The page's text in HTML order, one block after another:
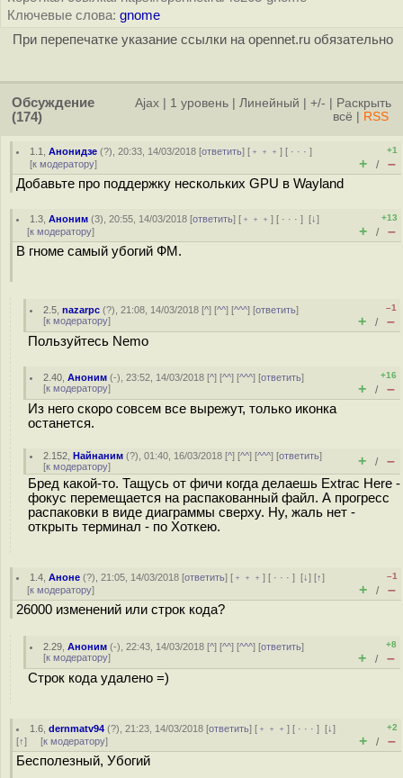
Ключевые слова: gnome
При перепечатке указание ссылки на opennet.ru обязательно
Обсуждение
(174)
Ajax 1 уровень Линейный +/-
Раскрыть
всё
RSS
1.1 ,Анонидзе (?), 20:33, 14/03/2018 [ответить] [ ﹢﹢﹢] [ · · ·]
[к модератору]
+1
+ / –
Добавьте про поддержку нескольких GPU в Wayland
1.3 ,Аноним (3), 20:55, 14/03/2018 [ответить] [ ﹢﹢﹢] [ · · ·][↓]
[к модератору]
+13
+ / –
В гноме самый убогий ФМ.
2.5 ,nazarpc (?), 21:08, 14/03/2018 [^] [^^] [^^^] [ответить]
[к модератору]
–1
+ / –
Пользуйтесь Nemo
2.40 ,Аноним (-), 23:52, 14/03/2018 [^] [^^] [^^^] [ответить]
[к модератору]
+16
+ / –
Из него скоро совсем все вырежут, только иконка
останется.
2.152 ,Найнаним (?), 01:40, 16/03/2018 [^] [^^] [^^^] [ответить]
[к модератору] + / –
Бред какой-то. Тащусь от фичи когда делаешь Extrac Here -
фокус перемещается на распакованный файл. А прогресс
распаковки в виде диаграммы сверху. Ну, жаль нет -
открыть терминал - по Хоткею.
1.4 ,Аноне (?), 21:05, 14/03/2018 [ответить] [ ﹢﹢﹢] [ · · ·][↓] [↑]
[к модератору]
–1
+ / –
26000 изменений или строк кода?
2.29 ,Аноним (-), 22:43, 14/03/2018 [^] [^^] [^^^] [ответить]
[к модератору]
+8
+ / –
Строк кода удалено =)
1.6 ,dernmatv94 (?), 21:23, 14/03/2018 [ответить] [ ﹢﹢﹢] [ · · ·][↓]
[↑] [к модератору]
+2
+ / –
Бесполезный, Убогий